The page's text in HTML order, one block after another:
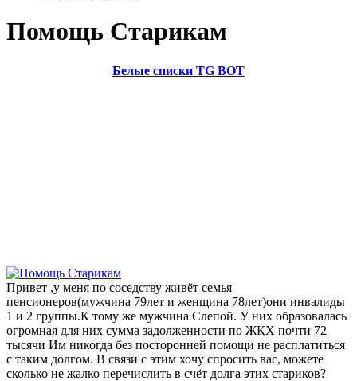
Помощь Старикам
Белые списки TG BOT
Привет ,у меня по соседству живёт семья
пенсионеров(мужчина 79лет и женщина 78лет)они инвалиды
1 и 2 группы.К тому же мужчина Слепой. У них образовалась
огромная для них сумма задолженности по ЖКХ почти 72
тысячи Им никогда без посторонней помощи не расплатиться
с таким долгом. В связи с этим хочу спросить вас, можете
сколько не жалко перечислить в счёт долга этих стариков?